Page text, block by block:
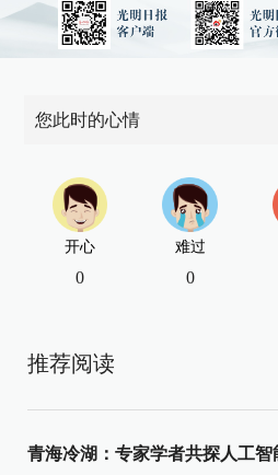
您此时的心情
开心
0
难过
0
推荐阅读
青海冷湖：专家学者共探人工智